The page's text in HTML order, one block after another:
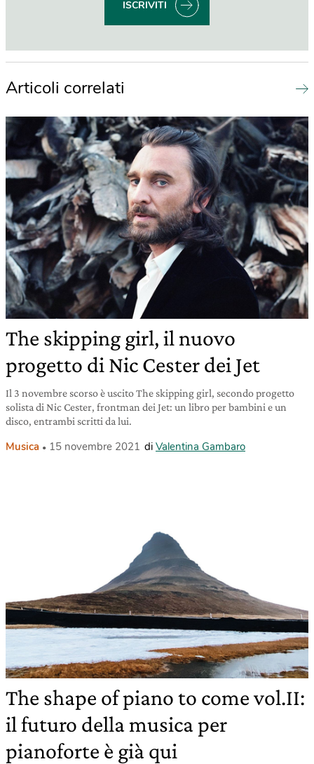
ISCRIVITI
Articoli correlati
The skipping girl, il nuovo
progetto di Nic Cester dei Jet
Il 3 novembre scorso è uscito The skipping girl, secondo progetto
solista di Nic Cester, frontman dei Jet: un libro per bambini e un
disco, entrambi scritti da lui.
Musica 15 novembre 2021 di Valentina Gambaro
The shape of piano to come vol.II:
il futuro della musica per
pianoforte è già qui